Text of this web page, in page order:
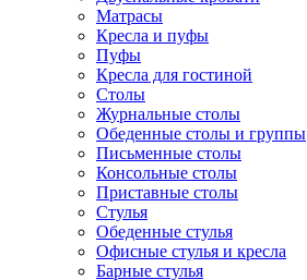
Матрасы
Кресла и пуфы
Пуфы
Кресла для гостиной
Столы
Журнальные столы
Обеденные столы и группы
Письменные столы
Консольные столы
Приставные столы
Стулья
Обеденные стулья
Офисные стулья и кресла
Барные стулья